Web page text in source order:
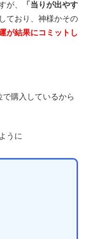
が、
「当りが出やす
ており、神様かその
が結果にコミットし
購入しているから
うに